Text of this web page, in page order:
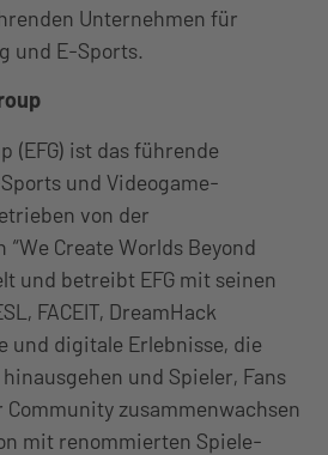
Unternehmen für
und E-Sports.
(EFG) ist das führende
und Videogame-
von der
Create Worlds Beyond
und betreibt EFG mit seinen
FACEIT, DreamHack
und digitale Erlebnisse, die
und Spieler, Fans
Community zusammenwachsen
mit renommierten Spiele-